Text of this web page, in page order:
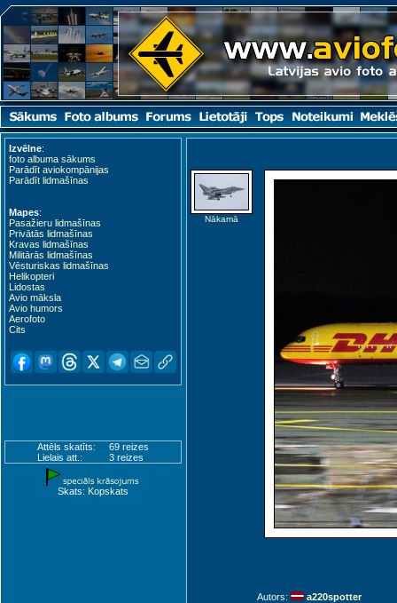
Izvēlne:
foto albuma sākums
Parādīt aviokompānijas
Parādīt lidmašīnas
Mapes:
Pasažieru lidmašīnas
Privātās lidmašīnas
Kravas lidmašīnas
Militārās lidmašīnas
Vēsturiskas lidmašīnas
Helikopteri
Lidostas
Avio māksla
Avio humors
Aerofoto
Cits
Attēls skatīts:
69 reizes
Lielais att.:
3 reizes
Skats: Kopskats
Nākamā
Autors: a220spotter